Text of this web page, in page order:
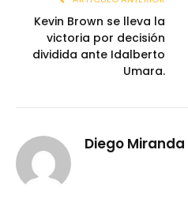
Kevin Brown se lleva la
victoria por decisión
dividida ante Idalberto
Umara.
Diego Miranda